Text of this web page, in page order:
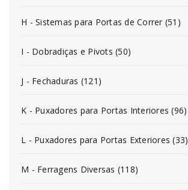
H - Sistemas para Portas de Correr (51)
I - Dobradiças e Pivots (50)
J - Fechaduras (121)
K - Puxadores para Portas Interiores (96)
L - Puxadores para Portas Exteriores (33)
M - Ferragens Diversas (118)